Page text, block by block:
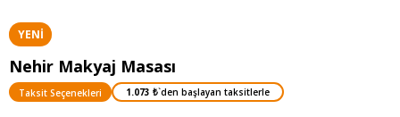
YENI
ÜRÜN
Nehir Makyaj Masası
Taksit Seçenekleri 1.073 ₺`den başlayan taksitlerle